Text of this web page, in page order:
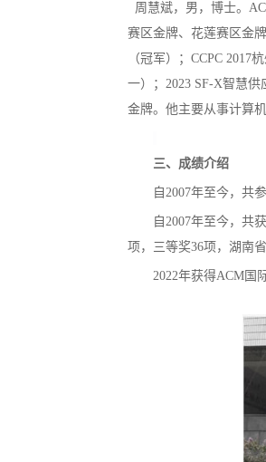
周慧斌，男，博士。
赛区金牌、花莲赛区金
（冠军）；CCPC 2017
一）；2023 SF-X智慧
金牌。他主要从事计算
三、 成绩介绍
自2007年至今，共
自2007年至今，共获
项，三等奖36项，湖南
2022年获得ACM国际